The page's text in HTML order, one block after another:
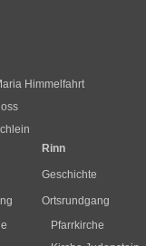
Himmelfahrt
Rinn
Geschichte
Ortsrundgang
Pfarrkirche